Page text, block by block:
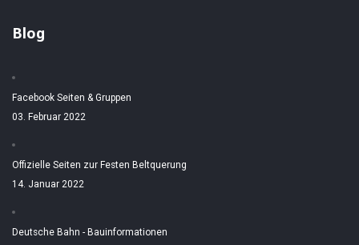
Blog
Facebook Seiten & Gruppen
03. Februar 2022
Offizielle Seiten zur Festen Beltquerung
14. Januar 2022
Deutsche Bahn - Bauinformationen